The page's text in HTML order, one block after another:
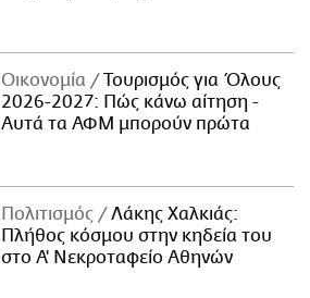
Οικονομία
Τουρισμός για Όλους
2026-2027: Πώς κάνω αίτηση -
Αυτά τα ΑΦΜ μπορούν πρώτα
Πολιτισμός
Λάκης Χαλκιάς:
Πλήθος κόσμου στην κηδεία του
στο Α' Νεκροταφείο Αθηνών